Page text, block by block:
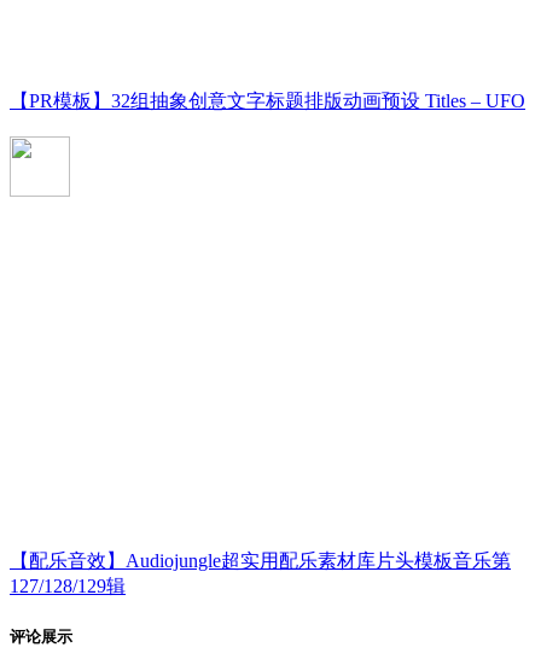
【PR模板】32组抽象创意文字标题排版动画预设 Titles – UFO
【配乐音效】Audiojungle超实用配乐素材库片头模板音乐第
127/128/129辑
评论展示